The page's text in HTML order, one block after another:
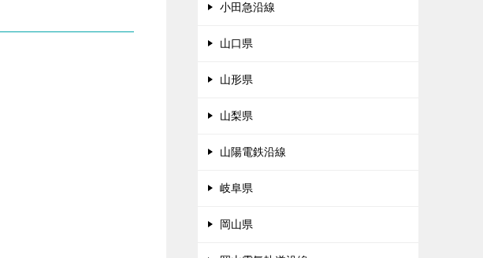
小田急沿線
山口県
山形県
山梨県
山陽電鉄沿線
岐阜県
岡山県